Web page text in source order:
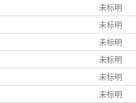
未标明
未标明
未标明
未标明
未标明
未标明